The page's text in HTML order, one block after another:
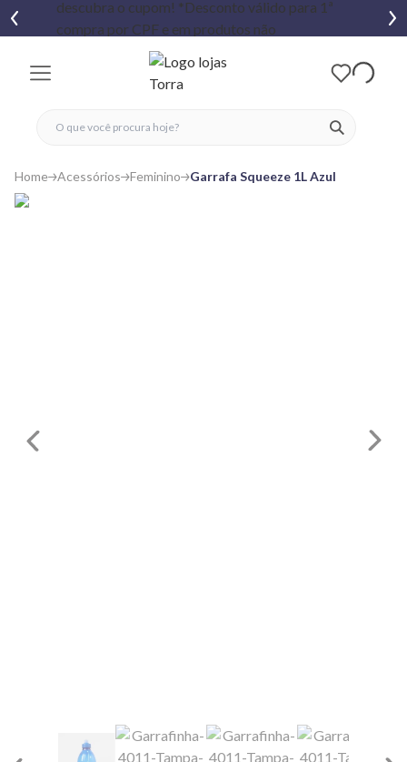
ver
fechar menu
fechar menu
favoritos
Home Acessórios Feminino Garrafa Squeeze 1L Azul